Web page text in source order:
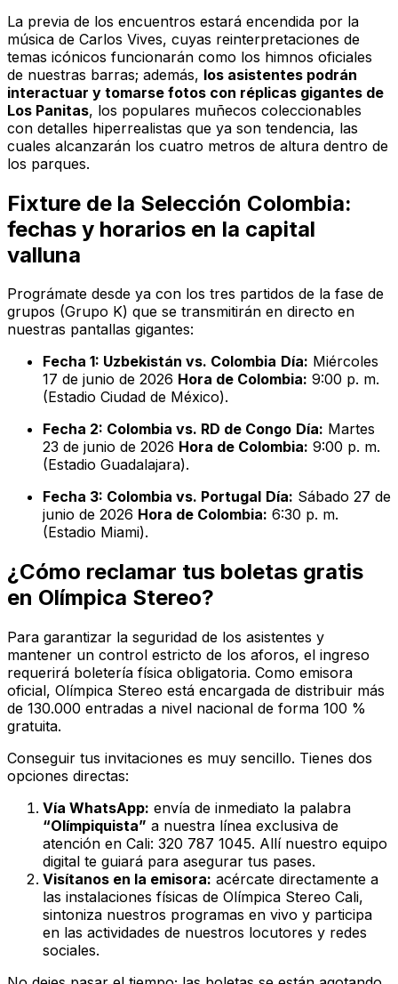
La previa de los encuentros estará encendida por la
música de Carlos Vives, cuyas reinterpretaciones de
temas icónicos funcionarán como los himnos oficiales
de nuestras barras; además, los asistentes podrán
interactuar y tomarse fotos con réplicas gigantes de
Los Panitas, los populares muñecos coleccionables
con detalles hiperrealistas que ya son tendencia, las
cuales alcanzarán los cuatro metros de altura dentro de
los parques.
Fixture de la Selección Colombia:
fechas y horarios en la capital
valluna
Prográmate desde ya con los tres partidos de la fase de
grupos (Grupo K) que se transmitirán en directo en
nuestras pantallas gigantes:
Fecha 1: Uzbekistán vs. Colombia Día: Miércoles
17 de junio de 2026 Hora de Colombia: 9:00 p. m.
(Estadio Ciudad de México).
Fecha 2: Colombia vs. RD de Congo Día: Martes
23 de junio de 2026 Hora de Colombia: 9:00 p. m.
(Estadio Guadalajara).
Fecha 3: Colombia vs. Portugal Día: Sábado 27 de
junio de 2026 Hora de Colombia: 6:30 p. m.
(Estadio Miami).
¿Cómo reclamar tus boletas gratis
en Olímpica Stereo?
Para garantizar la seguridad de los asistentes y
mantener un control estricto de los aforos, el ingreso
requerirá boletería física obligatoria. Como emisora
oficial, Olímpica Stereo está encargada de distribuir más
de 130.000 entradas a nivel nacional de forma 100 %
gratuita.
Conseguir tus invitaciones es muy sencillo. Tienes dos
opciones directas:
Vía WhatsApp: envía de inmediato la palabra
“Olímpiquista” a nuestra línea exclusiva de
atención en Cali: 320 787 1045. Allí nuestro equipo
digital te guiará para asegurar tus pases.
Visítanos en la emisora: acércate directamente a
las instalaciones físicas de Olímpica Stereo Cali,
sintoniza nuestros programas en vivo y participa
en las actividades de nuestros locutores y redes
sociales.